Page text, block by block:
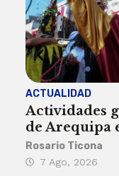
ACTUALIDAD
Actividades
de Arequipa
Rosario Ticona
7 Ago, 2026